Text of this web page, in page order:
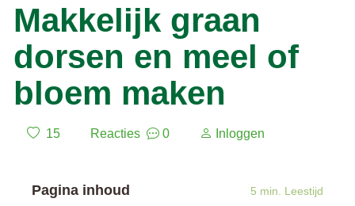
Makkelijk graan
dorsen en meel of
bloem maken
15 Reacties 0 Inloggen
Pagina inhoud 5 min. Leestijd